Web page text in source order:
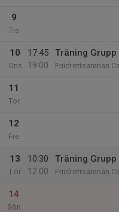
9
Tis
10
Ons
17:45
19:00
Träning
Friidrottsarenan
11
Tor
12
Fre
13
Lör
10:30
12:00
Träning
Friidrottsarenan
14
Sön